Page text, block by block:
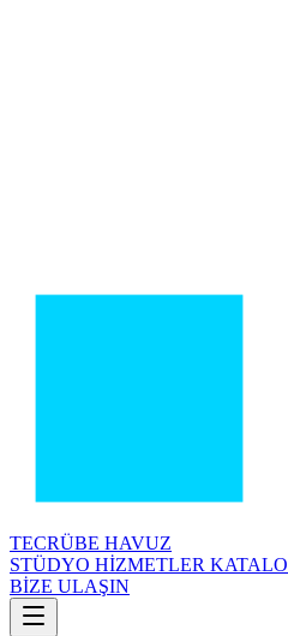
TECRÜBE HAVUZ
STÜDYO HİZMETLER
BİZE ULAŞIN